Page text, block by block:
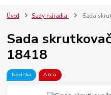
Úvod Sady náradia Sada
Sada
18418
Novinka Akcia